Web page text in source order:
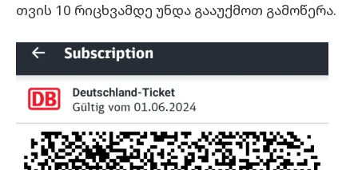
თვის 10 რიცხვამდე უნდა გააუქმოთ გამოწერა.